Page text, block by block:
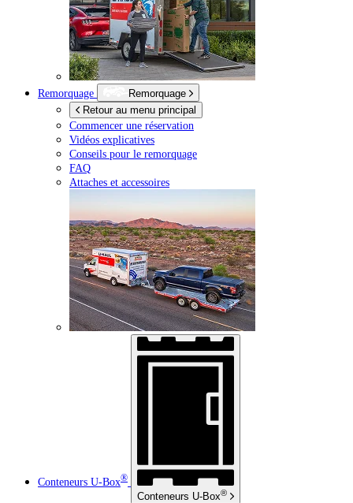
Remorquage
Remorquage
Retour au menu principal
Commencer une réservation
Vidéos explicatives
Conseils pour le remorquage
FAQ
Attaches et accessoires
Conteneurs U-Box®
Conteneurs U-Box®